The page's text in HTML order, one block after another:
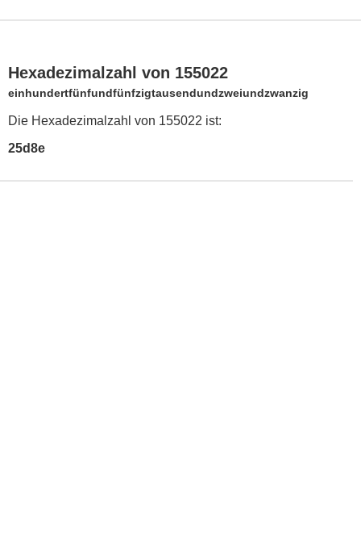
Hexadezimalzahl von 155022
einhundertfünfundfünfzigtausendundzweiundzwanzig
Die Hexadezimalzahl von 155022 ist:
25d8e